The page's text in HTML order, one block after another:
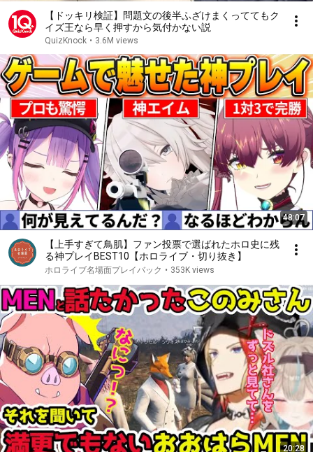
【ドッキリ検証】問題文の後半ふざけまくっててもク
イズ王なら早く押すから気付かない説
QuizKnock • 3.6M views
48:07
【上手すぎて鳥肌】ファン投票で選ばれたホロ史に残
る神プレイBEST10【ホロライブ・切り抜き】
ホロライブ名場面プレイバック • 353K views
20:28